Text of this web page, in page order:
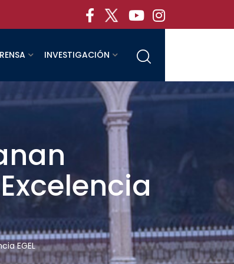
INVESTIGACIÓN
EGEL